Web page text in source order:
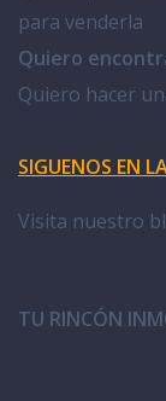
para venderla
Quiero
Quiero hacer
SIGUENOS EN
Visita nuestro
TU RINCÓN